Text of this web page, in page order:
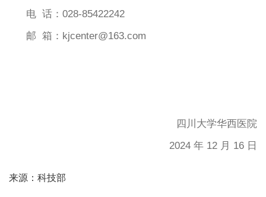
电 话：028-85422242
邮 箱： kjcenter@163.com
四川大学华西医院
2024年 12 月 16 日
来源：科技部